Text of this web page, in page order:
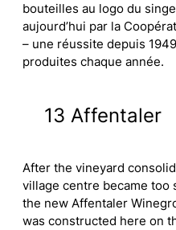
bouteilles au logo du
aujourd’hui par la
– une réussite depuis
produites chaque année.
13 Affentaler
After the vineyard
village centre became too
the new Affentaler
was constructed here on